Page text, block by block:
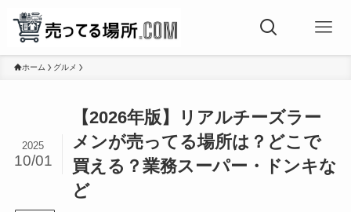
ホーム グルメ
【2026年版】リアルチーズラー
メンが売ってる場所は？どこで
買える？業務スーパー・ドンキな
ど
2025
10/01